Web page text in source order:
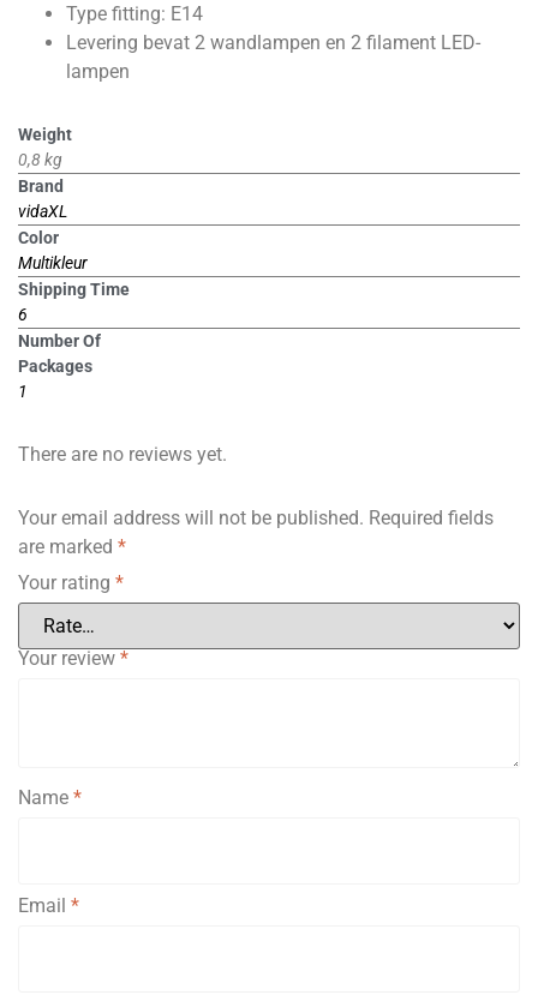
Type fitting: E14
Levering bevat 2 wandlampen en 2 filament LED-
lampen
Weight
0,8 kg
Brand
vidaXL
Color
Multikleur
Shipping Time
6
Number Of
Packages
1
There are no reviews yet.
Your email address will not be published. Required fields
are marked *
Your rating *
Your review *
Name *
Email *